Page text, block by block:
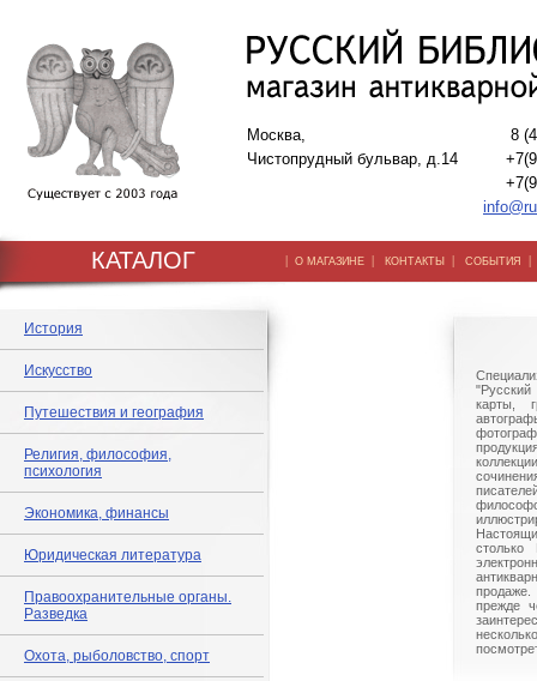
Москва,
Чистопрудный бульвар, д.14
8
КАТАЛОГ | О МАГАЗИНЕ | КОНТАКТЫ | СОБЫТИЯ
История
Искусство
Путешествия и география
Религия, философия,
психология
Экономика, финансы
Юридическая литература
Правоохранительные органы.
Разведка
Охота, рыболовство, спорт
"Русский
карты,
столько
прежде